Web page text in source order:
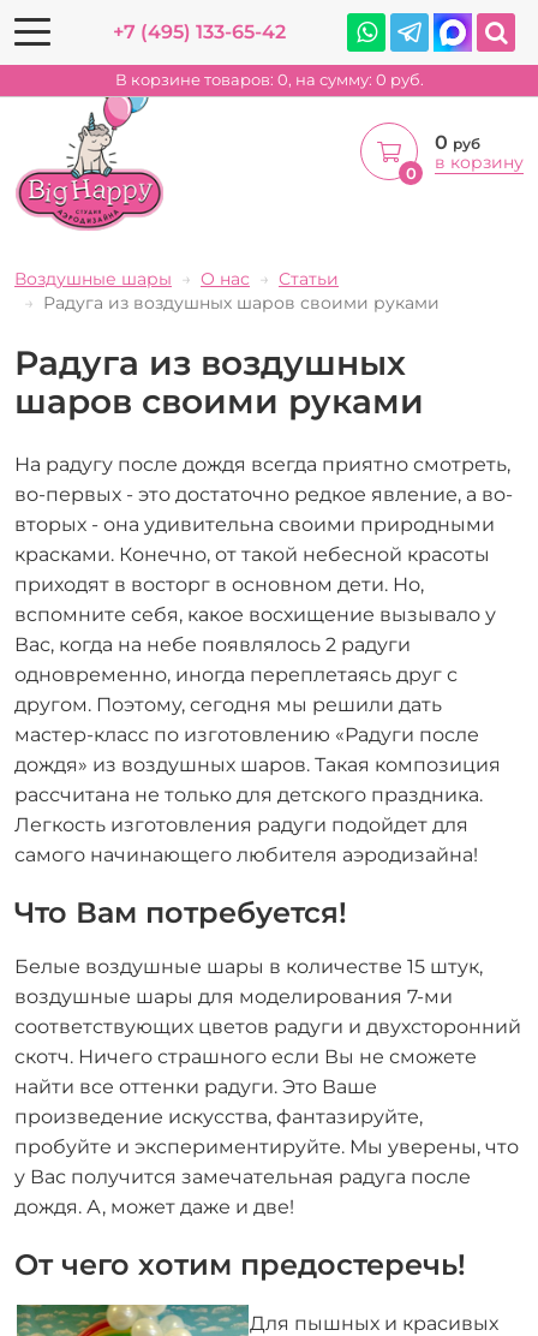
+7 (495) 133-65-42
В корзине товаров: 0, на сумму: 0 руб.
0
0 руб
в корзину
Воздушные шары О нас
Статьи
Радуга из воздушных шаров своими руками
Радуга из воздушных
шаров своими руками
На радугу после дождя всегда приятно смотреть,
во-первых - это достаточно редкое явление, а во-
вторых - она удивительна своими природными
красками. Конечно, от такой небесной красоты
приходят в восторг в основном дети. Но,
вспомните себя, какое восхищение вызывало у
Вас, когда на небе появлялось 2 радуги
одновременно, иногда переплетаясь друг с
другом. Поэтому, сегодня мы решили дать
мастер-класс по изготовлению «Радуги после
дождя» из воздушных шаров. Такая композиция
рассчитана не только для детского праздника.
Легкость изготовления радуги подойдет для
самого начинающего любителя аэродизайна!
Что Вам потребуется!
Белые воздушные шары в количестве 15 штук,
воздушные шары для моделирования 7-ми
соответствующих цветов радуги и двухсторонний
скотч. Ничего страшного если Вы не сможете
найти все оттенки радуги. Это Ваше
произведение искусства, фантазируйте,
пробуйте и экспериментируйте. Мы уверены, что
у Вас получится замечательная радуга после
дождя. А, может даже и две!
От чего хотим предостеречь!
Для пышных и красивых